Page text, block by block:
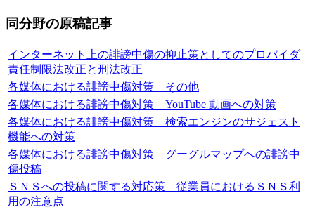
同分野の原稿記事
インターネット上の誹謗中傷の抑止策としてのプロバイダ
責任制限法改正と刑法改正
各媒体における誹謗中傷対策 その他
各媒体における誹謗中傷対策 YouTube 動画への対策
各媒体における誹謗中傷対策 検索エンジンのサジェスト
機能への対策
各媒体における誹謗中傷対策 グーグルマップへの誹謗中
傷投稿
ＳＮＳへの投稿に関する対応策 従業員におけるＳＮＳ利
用の注意点